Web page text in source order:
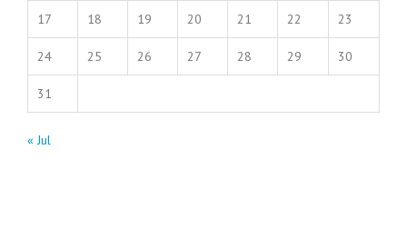
17 18 19 20 21 22 23
24 25 26 27 28 29 30
31
« Jul